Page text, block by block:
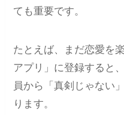
ても重要です。
たとえば、まだ恋愛を
アプリ」に登録すると
員から「真剣じゃない
ります。